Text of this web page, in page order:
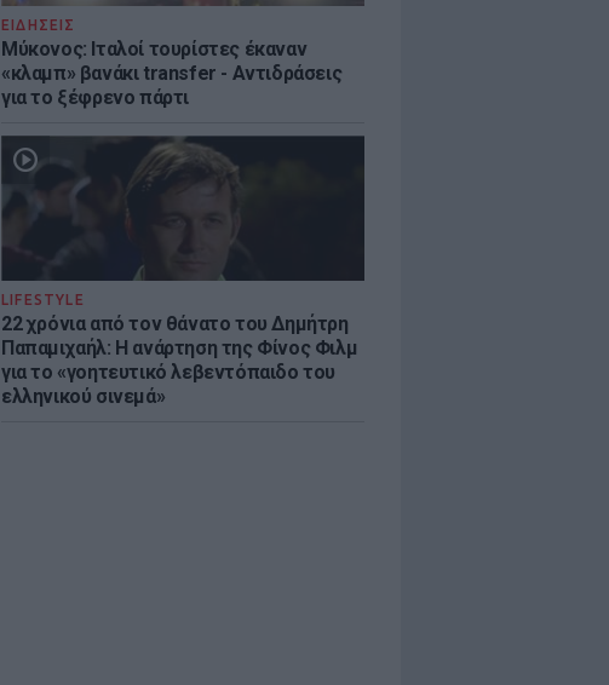
ΕΙΔΗΣΕΙΣ
Μύκονος: Ιταλοί τουρίστες έκαναν
«κλαμπ» βανάκι transfer - Αντιδράσεις
για το ξέφρενο πάρτι
LIFESTYLE
22 χρόνια από τον θάνατο του Δημήτρη
Παπαμιχαήλ: Η ανάρτηση της Φίνος Φιλμ
για το «γοητευτικό λεβεντόπαιδο του
ελληνικού σινεμά»